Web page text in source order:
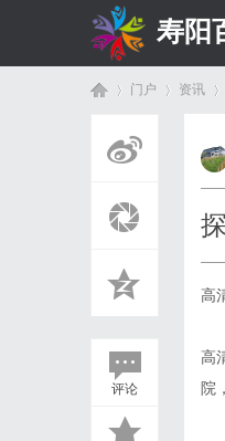
寿阳
门户 资讯
›
评论
高
高
院